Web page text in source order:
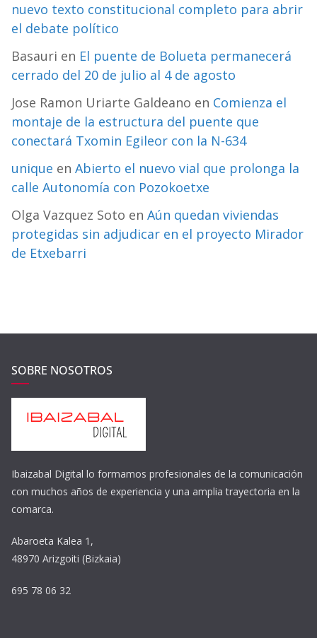
nuevo texto constitucional completo para abrir
el debate político
Basauri en El puente de Bolueta permanecerá
cerrado del 20 de julio al 4 de agosto
Jose Ramon Uriarte Galdeano en Comienza el
montaje de la estructura del puente que
conectará Txomin Egileor con la N-634
unique en Abierto el nuevo vial que prolonga la
calle Autonomía con Pozokoetxe
Olga Vazquez Soto en Aún quedan viviendas
protegidas sin adjudicar en el proyecto Mirador
de Etxebarri
SOBRE NOSOTROS
Ibaizabal Digital lo formamos profesionales de la comunicación
con muchos años de experiencia y una amplia trayectoria en la
comarca.
Abaroeta Kalea 1,
48970 Arizgoiti (Bizkaia)
695 78 06 32